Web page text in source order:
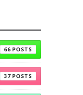
66
37